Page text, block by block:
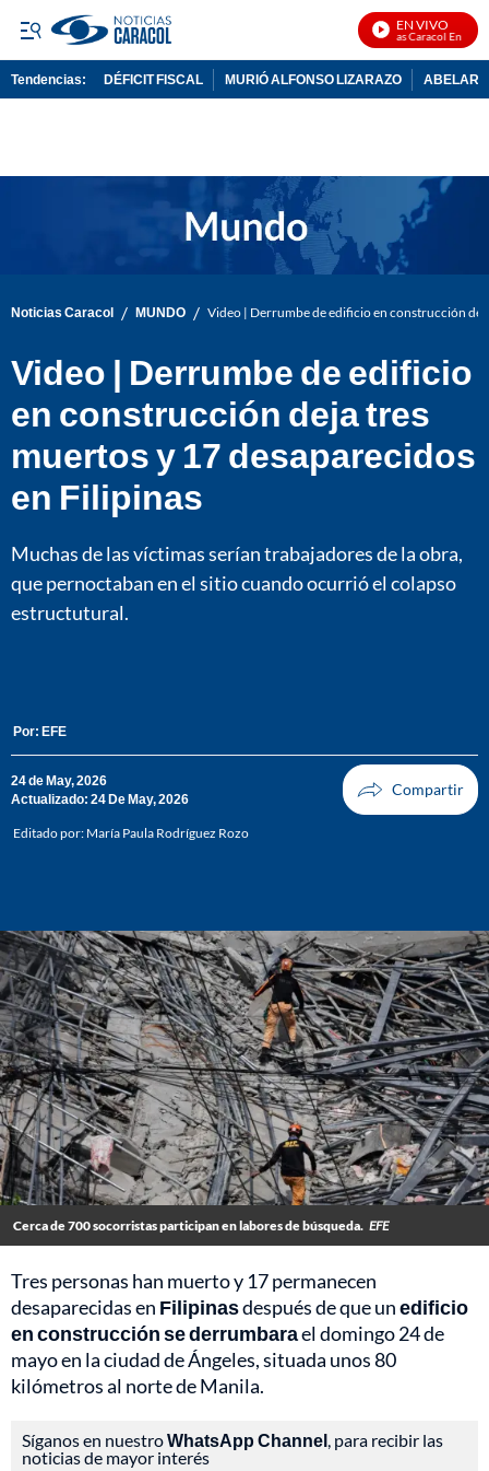
EN VIVO
Noticias Caracol En Vivo
Tendencias: DÉFICIT FISCAL MURIÓ ALFONSO LIZARAZO
Noticias Caracol / MUNDO / Video | Derrumbe de edificio en construcción
Video | Derrumbe de edificio
en construcción deja tres
muertos y 17 desaparecidos
en Filipinas
Muchas de las víctimas serían trabajadores de la obra,
que pernoctaban en el sitio cuando ocurrió el colapso
estructutural.
Por: EFE
24 de May, 2026
Actualizado: 24 De May, 2026
Editado por: María Paula Rodríguez Rozo
Cerca de 700 socorristas participan en labores de búsqueda. EFE
Tres personas han muerto y 17 permanecen
desaparecidas en Filipinasdespués de que unedificio
en construcción se derrumbarael domingo 24 de
mayo en la ciudad de Ángeles, situada unos 80
kilómetros al norte de Manila.
Síganos en nuestroWhatsApp Channel, para recibir las
noticias de mayor interés